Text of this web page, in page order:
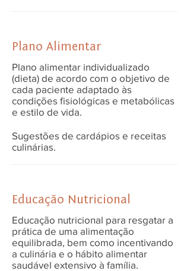
Plano Alimentar
Plano alimentar individualizado
(dieta) de acordo com o objetivo de
cada paciente adaptado às
condições fisiológicas e metabólicas
e estilo de vida.
Sugestões de cardápios e receitas
culinárias.
Educação Nutricional
Educação nutricional para resgatar a
prática de uma alimentação
equilibrada, bem como incentivando
a culinária e o hábito alimentar
saudável extensivo à família.